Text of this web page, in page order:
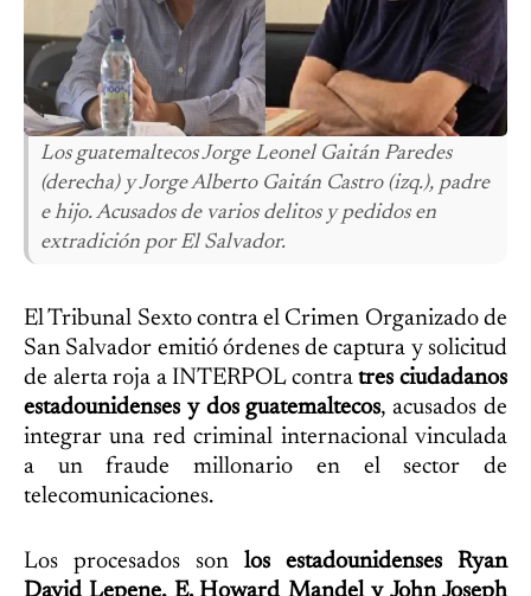
Los guatemaltecos Jorge Leonel Gaitán Paredes
(derecha) y Jorge Alberto Gaitán Castro (izq.), padre
e hijo. Acusados de varios delitos y pedidos en
extradición por El Salvador.
El Tribunal Sexto contra el Crimen Organizado de
San Salvador emitió órdenes de captura y solicitud
de alerta roja a INTERPOL contratres ciudadanos
estadounidenses y dos guatemaltecos, acusados de
integrar una red criminal internacional vinculada
a un fraude millonario en el sector de
telecomunicaciones.
Los procesados son los estadounidenses Ryan
David Lepene, E. Howard Mandel y John Joseph